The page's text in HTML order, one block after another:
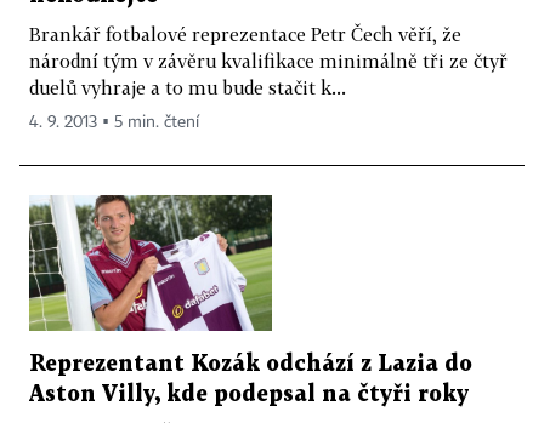
Brankář fotbalové reprezentace Petr Čech věří, že
národní tým v závěru kvalifikace minimálně tři ze čtyř
duelů vyhraje a to mu bude stačit k...
4. 9. 2013 ▪ 5 min. čtení
Reprezentant Kozák odchází z Lazia do
Aston Villy, kde podepsal na čtyři roky